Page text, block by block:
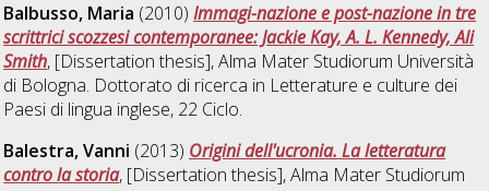
Balbusso, Maria (2010)Immagi-nazione e post-nazione in tre
scrittrici scozzesi contemporanee: Jackie Kay, A. L. Kennedy, Ali
Smith, [Dissertation thesis], Alma Mater Studiorum Università
di Bologna. Dottorato di ricerca in Letterature e culture dei
Paesi di lingua inglese, 22 Ciclo.
Balestra, Vanni (2013) Origini dell'ucronia. La letteratura
contro la storia, [Dissertation thesis], Alma Mater Studiorum